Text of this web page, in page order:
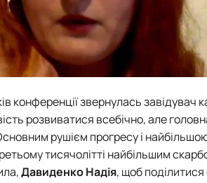
конференції звернулась завідувач
розвиватися всебічно, але
рушієм прогресу і
тисячолітті найбільшим
Давиденко Надія, щоб